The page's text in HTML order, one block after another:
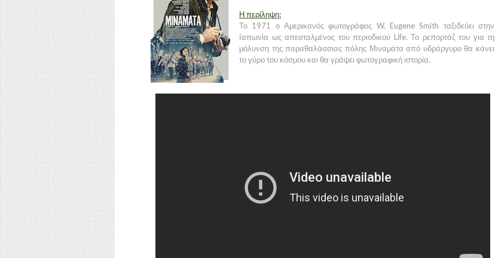
Η περίληψη:
Το 1971 ο Αμερικανός φωτογράφος W. Eugene Smith ταξιδεύει στην
Ιαπωνία ως απεσταλμένος του περιοδικού Life. Το ρεπορτάζ του για τη
μόλυνση της παραθαλάσσιας πόλης Μιναμάτα από υδράργυρο θα κάνει
το γύρο του κόσμου και θα γράψει φωτογραφική ιστορία.